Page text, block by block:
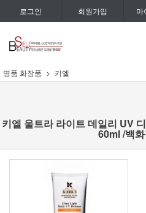
로그인 회원가입 마
명품 화장품 키엘
키엘 울트라 라이트 데일리 UV
60ml /백